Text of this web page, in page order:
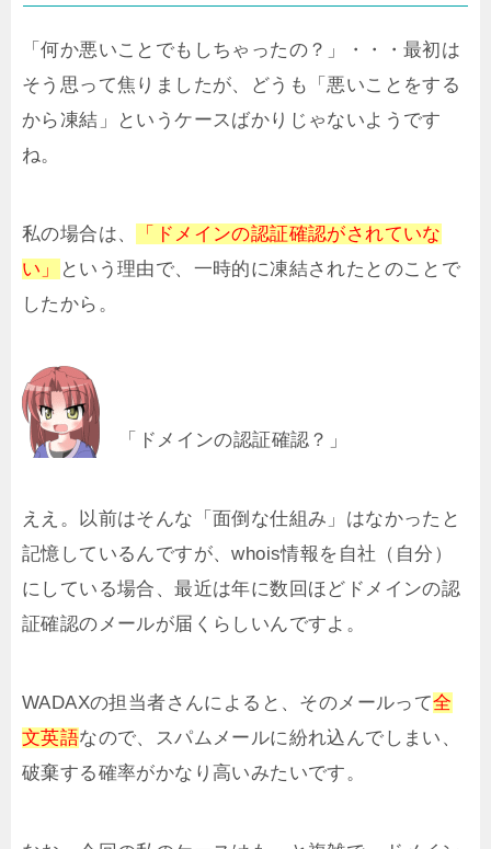
「何か悪いことでもしちゃったの？」・・・最初は
そう思って焦りましたが、どうも「悪いことをする
から凍結」というケースばかりじゃないようです
ね。
私の場合は、
「ドメインの認証確認がされていな
い」
という理由で、一時的に凍結されたとのことで
したから。
「ドメインの認証確認？」
ええ。以前はそんな「面倒な仕組み」はなかったと
記憶しているんですが、whois情報を自社（自分）
にしている場合、最近は年に数回ほどドメインの認
証確認のメールが届くらしいんですよ。
WADAXの担当者さんによると、そのメールって全
文英語なので、スパムメールに紛れ込んでしまい、
破棄する確率がかなり高いみたいです。